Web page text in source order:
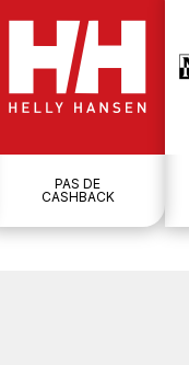
PAS DE
CASHBACK